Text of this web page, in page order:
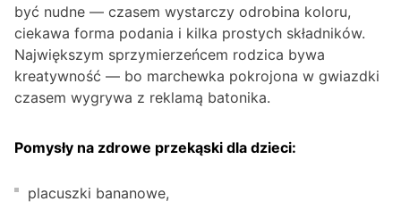
być nudne — czasem wystarczy odrobina koloru,
ciekawa forma podania i kilka prostych składników.
Największym sprzymierzeńcem rodzica bywa
kreatywność — bo marchewka pokrojona w gwiazdki
czasem wygrywa z reklamą batonika.
Pomysły na zdrowe przekąski dla dzieci:
placuszki bananowe,